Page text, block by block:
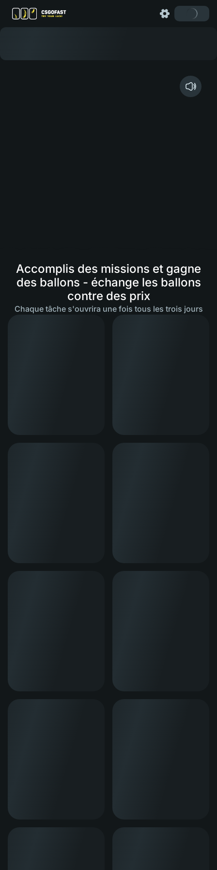
Accomplis des missions et gagne
des ballons - échange les ballons
contre des prix
Chaque tâche s'ouvrira une fois tous les trois jours